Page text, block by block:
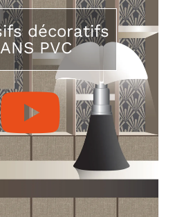
décoratifs
PVC